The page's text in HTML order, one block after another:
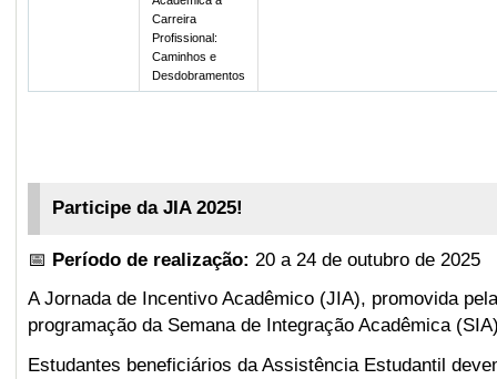
Carreira
Profissional:
Caminhos e
Desdobramentos
Participe da JIA 2025!
📅 Período de realização: 20 a 24 de outubro de 2025
A Jornada de Incentivo Acadêmico (JIA), promovida
programação da Semana de Integração Acadêmica
Estudantes beneficiários da Assistência Estudantil